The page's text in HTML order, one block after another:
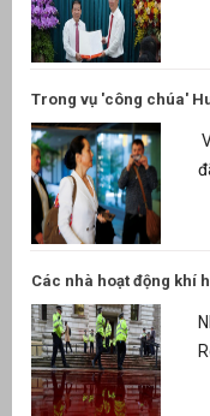
Trong vụ 'công chúa'
Các nhà hoạt động khí